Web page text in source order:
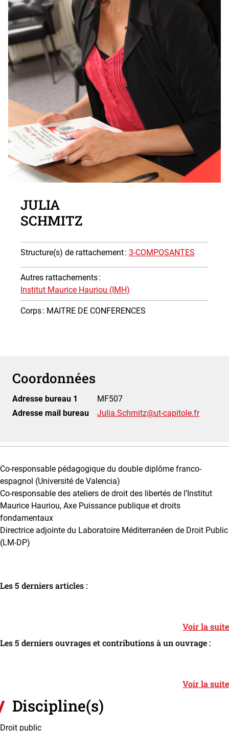
JULIA
SCHMITZ
Structure(s) de rattachement: 3-COMPOSANTES
Autres rattachements:
Institut Maurice Hauriou (IMH)
Corps: MAITRE DE CONFERENCES
Coordonnées
Adresse bureau 1
MF507
Adresse mail bureau
Julia.Schmitz@ut-capitole.fr
Co-responsable pédagogique du double diplôme franco-
espagnol (Université de Valencia)
Co-responsable des ateliers de droit des libertés de l’Institut
Maurice Hauriou, Axe Puissance publique et droits
fondamentaux
Directrice adjointe du Laboratoire Méditerranéen de Droit Public
(LM-DP)
Les 5 derniers articles :
Voir la suite
Les 5 derniers ouvrages et contributions à un ouvrage :
Voir la suite
Discipline(s)
Droit public